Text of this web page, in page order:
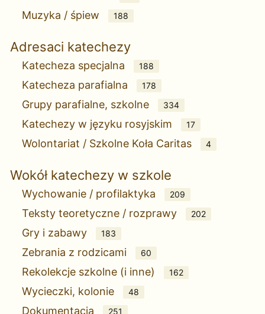
Muzyka / śpiew 188
Adresaci katechezy
Katecheza specjalna 188
Katecheza parafialna 178
Grupy parafialne, szkolne 334
Katechezy w języku rosyjskim 17
Wolontariat / Szkolne Koła Caritas 4
Wokół katechezy w szkole
Wychowanie / profilaktyka 209
Teksty teoretyczne / rozprawy 202
Gry i zabawy 183
Zebrania z rodzicami 60
Rekolekcje szkolne (i inne) 162
Wycieczki, kolonie 48
Dokumentacja 251